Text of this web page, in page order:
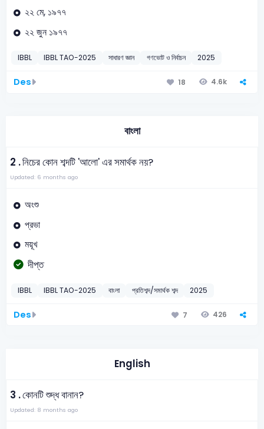
২২ মে, ১৯৭৭
২২ জুন ১৯৭৭
IBBL IBBL TAO-2025 সাধারণ জ্ঞান গণভোট ও নির্বাচন 2025
Des 18 4.6k
বাংলা
2 .নিচের কোন শব্দটি 'আলো' এর সমার্থক নয়?
Updated: 6 months ago
অংশু
প্রভা
ময়ূখ
দীপ্ত
IBBL IBBL TAO-2025 বাংলা প্রতিশব্দ/সমার্থক শব্দ 2025
Des 7 426
English
3 .কোনটি শুদ্ধ বানান?
Updated: 8 months ago